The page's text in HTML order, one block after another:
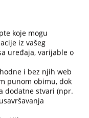
edukacija za
u sudovima
i veleposlanica
koje mogu
iz vašeg
uređaja, varijable o
i bez njih web
punom obimu, dok
dodatne stvari (npr.